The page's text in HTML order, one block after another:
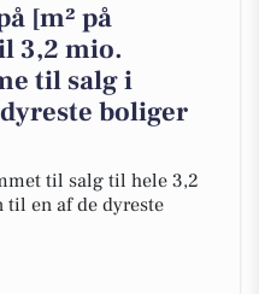
[m² på
3,2 mio.
til salg i
boliger
til salg til hele 3,2
en af de dyreste